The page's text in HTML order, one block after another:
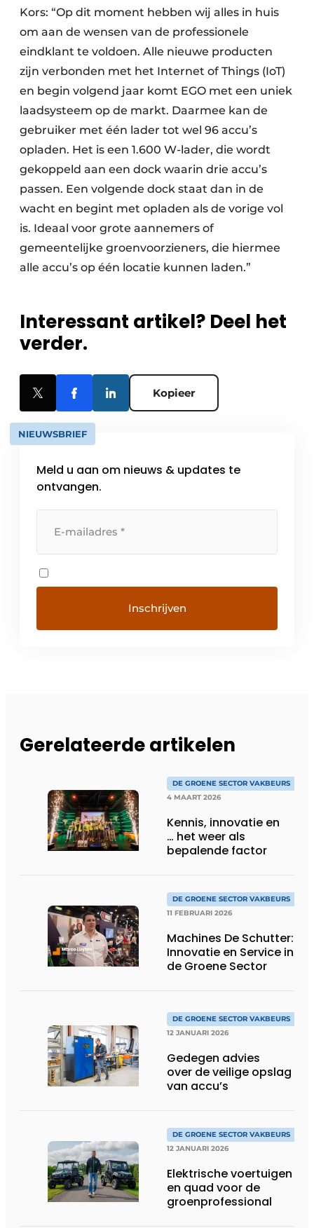
Kors: “Op dit moment hebben wij alles in huis
om aan de wensen van de professionele
eindklant te voldoen. Alle nieuwe producten
zijn verbonden met het Internet of Things (IoT)
en begin volgend jaar komt EGO met een uniek
laadsysteem op de markt. Daarmee kan de
gebruiker met één lader tot wel 96 accu’s
opladen. Het is een 1.600 W-lader, die wordt
gekoppeld aan een dock waarin drie accu’s
passen. Een volgende dock staat dan in de
wacht en begint met opladen als de vorige vol
is. Ideaal voor grote aannemers of
gemeentelijke groenvoorzieners, die hiermee
alle accu’s op één locatie kunnen laden.”
Interessant artikel? Deel het
verder.
Kopieer
NIEUWSBRIEF
Meld u aan om nieuws & updates te
ontvangen.
Gerelateerde artikelen
DE GROENE SECTOR VAKBEURS
4 MAART 2026
Kennis, innovatie en
… het weer als
bepalende factor
DE GROENE SECTOR VAKBEURS
11 FEBRUARI 2026
Machines De Schutter:
Innovatie en Service in
de Groene Sector
DE GROENE SECTOR VAKBEURS
12 JANUARI 2026
Gedegen advies
over de veilige opslag
van accu’s
DE GROENE SECTOR VAKBEURS
12 JANUARI 2026
Elektrische voertuigen
en quad voor de
groenprofessional